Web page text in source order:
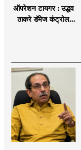
ऑपरेशन टायगर : उद्धव
ठाकरे डॅमेज कंट्रोल
शिंदेंकडे जाण्याच्या चर्चा
सुरू